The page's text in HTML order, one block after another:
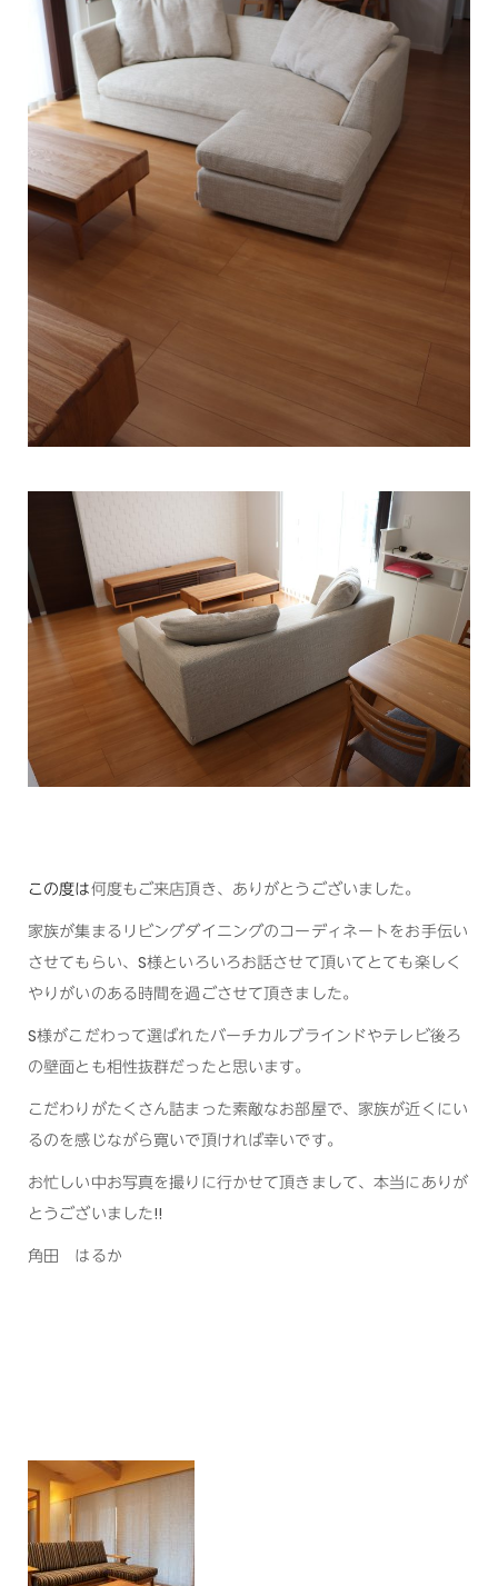
この度は何度もご来店頂き、ありがとうございました。
家族が集まるリビングダイニングのコーディネートをお手伝い
させてもらい、S様といろいろお話させて頂いてとても楽しく
やりがいのある時間を過ごさせて頂きました。
S様がこだわって選ばれたバーチカルブラインドやテレビ後ろ
の壁面とも相性抜群だったと思います。
こだわりがたくさん詰まった素敵なお部屋で、家族が近くにい
るのを感じながら寛いで頂ければ幸いです。
お忙しい中お写真を撮りに行かせて頂きまして、本当にありが
とうございました!!
角田 はるか